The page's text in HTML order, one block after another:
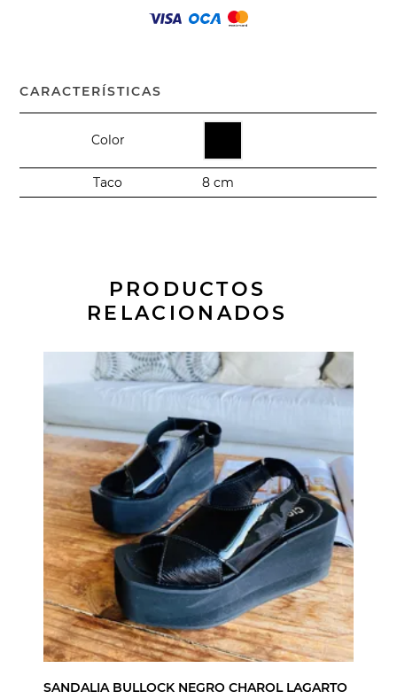
CARACTERÍSTICAS
Color
Taco 8 cm
PRODUCTOS
RELACIONADOS
SANDALIA BULLOCK NEGRO CHAROL LAGARTO